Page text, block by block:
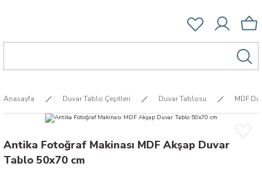
Anasayfa Duvar Tablo Çeşitleri Duvar Tablosu MDF
Antika Fotoğraf Makinası MDF Akşap Duvar
Tablo 50x70 cm